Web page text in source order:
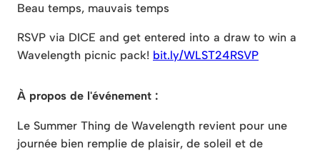
Beau temps, mauvais temps
RSVP via DICE and get entered into a draw to win a
Wavelength picnic pack! bit.ly/WLST24RSVP
À propos de l'événement :
Le Summer Thing de Wavelength revient pour une
journée bien remplie de plaisir, de soleil et de